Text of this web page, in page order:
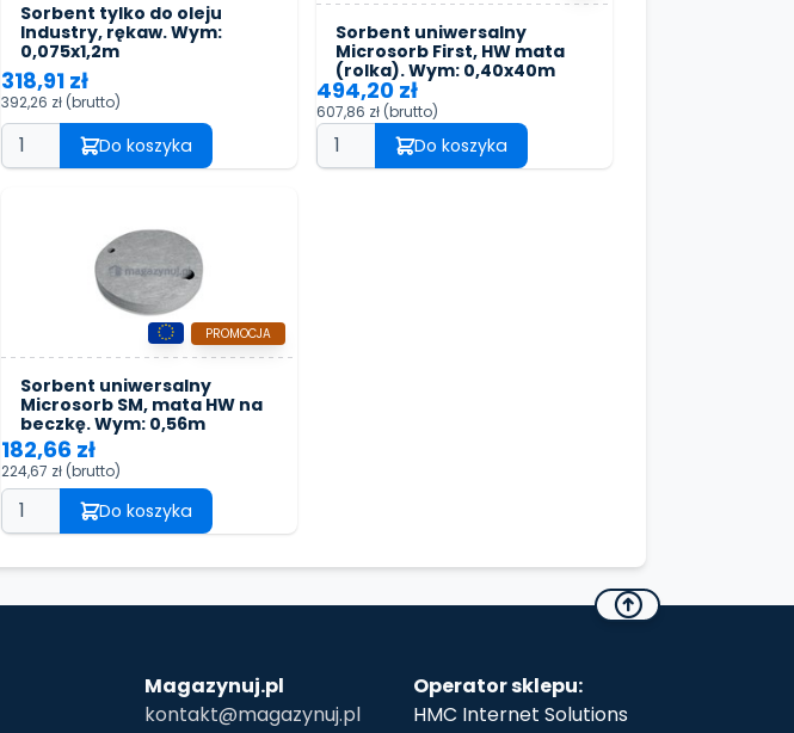
Sorbent tylko do oleju
Industry, rękaw. Wym:
0,075x1,2m
318,91 zł
392,26 zł (brutto)
Do koszyka
Sorbent uniwersalny
Microsorb First, HW mata
(rolka). Wym: 0,40x40m
494,20 zł
607,86 zł (brutto)
Do koszyka
Sorbent uniwersalny
Microsorb SM, mata HW na
beczkę. Wym: 0,56m
PROMOCJA
182,66 zł
224,67 zł (brutto)
Do koszyka
Magazynuj.pl
kontakt@magazynuj.pl
Operator sklepu:
HMC Internet Solutions